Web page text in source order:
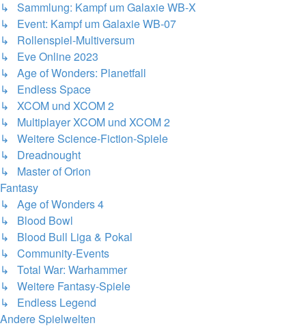
↳ Sammlung: Kampf um Galaxie WB-X
↳ Event: Kampf um Galaxie WB-07
↳ Rollenspiel-Multiversum
↳ Eve Online 2023
↳ Age of Wonders: Planetfall
↳ Endless Space
↳ XCOM und XCOM 2
↳ Multiplayer XCOM und XCOM 2
↳ Weitere Science-Fiction-Spiele
↳ Dreadnought
↳ Master of Orion
Fantasy
↳ Age of Wonders 4
↳ Blood Bowl
↳ Blood Bull Liga & Pokal
↳ Community-Events
↳ Total War: Warhammer
↳ Weitere Fantasy-Spiele
↳ Endless Legend
Andere Spielwelten